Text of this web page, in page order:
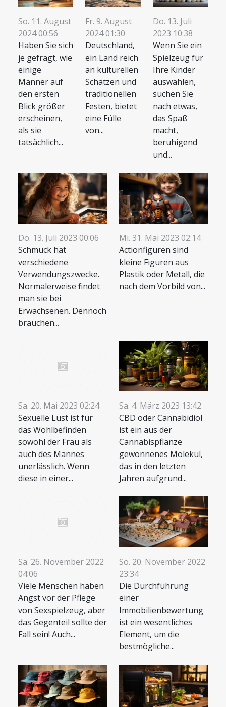
So. 11. August
2024 00:56
Haben Sie sich
je gefragt, wie
einige
Männer auf
den ersten
Blick größer
erscheinen,
als sie
tatsächlich...
Fr. 9. August
2024 01:30
Deutschland,
ein Land reich
an kulturellen
Schätzen und
traditionellen
Festen, bietet
eine Fülle
von...
Do. 13. Juli
2023 10:38
Wenn Sie ein
Spielzeug für
Ihre Kinder
auswählen,
suchen Sie
nach etwas,
das Spaß
macht,
beruhigend
und...
Do. 13. Juli 2023 00:06
Schmuck hat
verschiedene
Verwendungszwecke.
Normalerweise findet
man sie bei
Erwachsenen. Dennoch
brauchen...
Mi. 31. Mai 2023 02:14
Actionfiguren sind
kleine Figuren aus
Plastik oder Metall, die
nach dem Vorbild von...
Sa. 20. Mai 2023 02:24
Sexuelle Lust ist für
das Wohlbefinden
sowohl der Frau als
auch des Mannes
unerlässlich. Wenn
diese in einer...
Sa. 4. März 2023 13:42
CBD oder Cannabidiol
ist ein aus der
Cannabispflanze
gewonnenes Molekül,
das in den letzten
Jahren aufgrund...
Sa. 26. November 2022
04:06
Viele Menschen haben
Angst vor der Pflege
von Sexspielzeug, aber
das Gegenteil sollte der
Fall sein! Auch...
So. 20. November 2022
23:34
Die Durchführung
einer
Immobilienbewertung
ist ein wesentliches
Element, um die
bestmögliche...